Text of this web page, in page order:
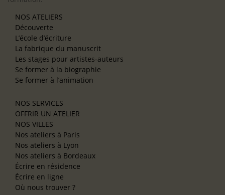
NOS ATELIERS
Découverte
L’école d’écriture
La fabrique du manuscrit
Les stages pour artistes-auteurs
Se former à la biographie
Se former à l’animation
NOS SERVICES
OFFRIR UN ATELIER
NOS VILLES
Nos ateliers à Paris
Nos ateliers à Lyon
Nos ateliers à Bordeaux
Écrire en résidence
Écrire en ligne
Où nous trouver ?